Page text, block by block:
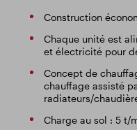
Construction
Chaque unité est
et électricité pour
Concept de
chauffage assisté
radiateurs/
Charge au sol : 5 t/